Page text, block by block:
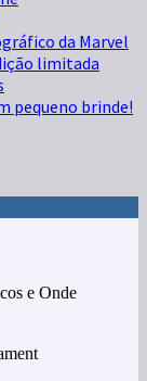
da Marvel
limitada
pequeno brinde!
e Onde